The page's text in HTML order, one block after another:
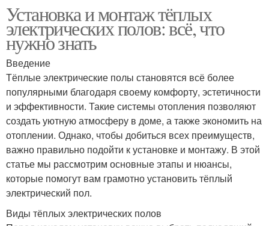
Установка и монтаж тёплых
электрических полов: всё, что
нужно знать
Введение
Тёплые электрические полы становятся всё более
популярными благодаря своему комфорту, эстетичности
и эффективности. Такие системы отопления позволяют
создать уютную атмосферу в доме, а также экономить на
отоплении. Однако, чтобы добиться всех преимуществ,
важно правильно подойти к установке и монтажу. В этой
статье мы рассмотрим основные этапы и нюансы,
которые помогут вам грамотно установить тёплый
электрический пол.
Виды тёплых электрических полов